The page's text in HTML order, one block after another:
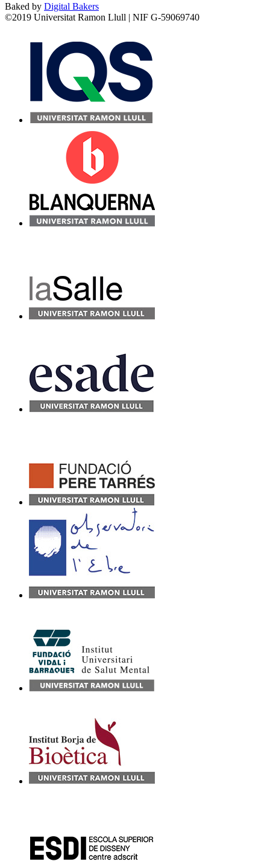
Baked by Digital Bakers
©2019 Universitat Ramon Llull | NIF G-59069740